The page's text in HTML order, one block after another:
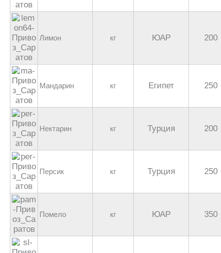
Лимон кг ЮАР 200
Мандарин кг Египет 250
Нектарин кг Турция 200
Персик кг Турция 250
Помело кг ЮАР 350